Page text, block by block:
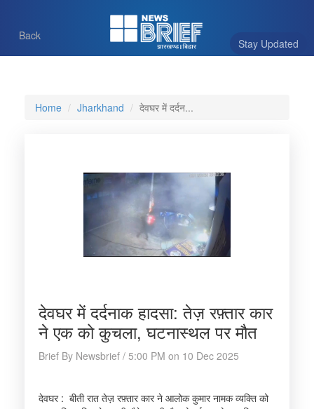
Stay Updated
Back
Home Jharkhand देवघर में दर्दन...
देवघर में दर्दनाक हादसा: तेज़ रफ़्तार कार
ने एक को कुचला, घटनास्थल पर मौत
Brief By Newsbrief / 5:00 PM on 10 Dec 2025
देवघर : बीती रात तेज़ रफ़्तार कार ने आलोक कुमार नामक व्यक्ति को